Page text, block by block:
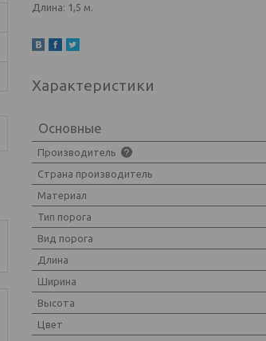
Длина: 1,5 м.
Характеристики
Основные
Производитель
Страна производитель
Материал
Тип порога
Вид порога
Длина
Ширина
Высота
Цвет